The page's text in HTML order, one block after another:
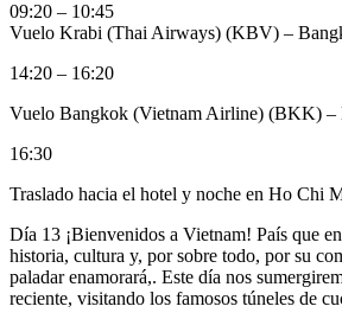
09:20 – 10:45
Vuelo Krabi (Thai Airways) (KBV) –
14:20 – 16:20
Vuelo Bangkok (Vietnam Airline) (BKK) –
16:30
Traslado hacia el hotel y noche en Ho Chi
Día 13 ¡Bienvenidos a Vietnam! País que
historia, cultura y, por sobre todo, por su
paladar enamorará,. Este día nos
reciente, visitando los famosos túneles de